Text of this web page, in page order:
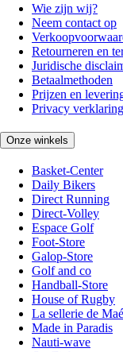
Wie zijn wij?
Neem contact op
Retourneren en
Juridische
Betaalmethoden
Prijzen en
Privacy verklaring
Onze winkels
Basket-Center
Daily Bikers
Direct Running
Direct-Volley
Espace Golf
Foot-Store
Galop-Store
Golf and co
Handball-Store
House of Rugby
La sellerie de Maé
Made in Paradis
Nauti-wave